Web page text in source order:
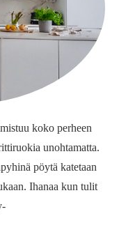
koko perheen
unohtamatta.
pöytä katetaan
Ihanaa kun tulit